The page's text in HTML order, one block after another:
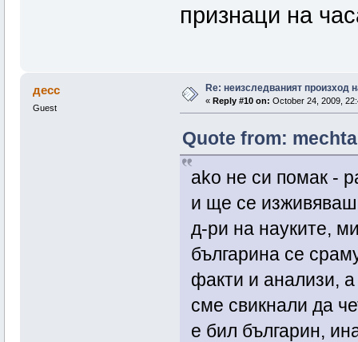
признаци на
десс
Guest
Re: неизследваният произход
« Reply #10 on: October 24, 2009,
Quote from:
ako не си помак -
и ще се изживяваш
д-ри на науките,
българина се
факти и анализи,
сме свикнали да
е бил българин,